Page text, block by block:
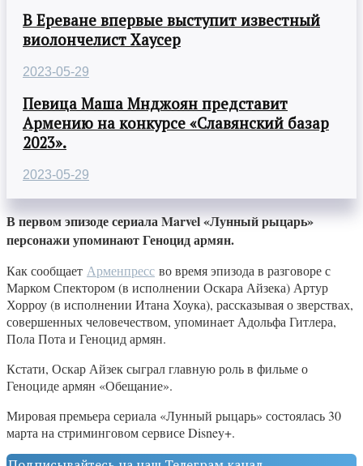
В Ереване впервые выступит известный
виолончелист Хаусер
2023-05-29
Певица Маша Мнджоян представит
Армению на конкурсе «Славянский базар
2023».
2023-05-29
В первом эпизоде сериала Marvel «Лунный рыцарь»
персонажи упоминают Геноцид армян.
Как сообщает Арменпресс во время эпизода в разговоре с
Марком Спектором (в исполнении Оскара Айзека) Артур
Хорроу (в исполнении Итана Хоука), рассказывая о зверствах,
совершенных человечеством, упоминает Адольфа Гитлера,
Пола Пота и Геноцид армян.
Кстати, Оскар Айзек сыграл главную роль в фильме о
Геноциде армян «Обещание».
Мировая премьера сериала «Лунный рыцарь» состоялась 30
марта на стриминговом сервисе Disney+.